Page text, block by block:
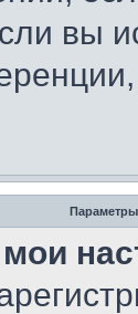
вы
Параметры